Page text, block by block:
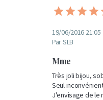
19/06/2016 21:05
Par SLB
Mme
Très joli bijou,
Seul
J'envisage de le